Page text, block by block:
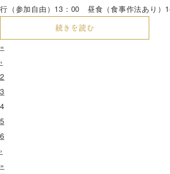
行（参加自由）13：00 昼食（食事作法あり
続きを読む
«
‹
2
3
4
5
6
›
»